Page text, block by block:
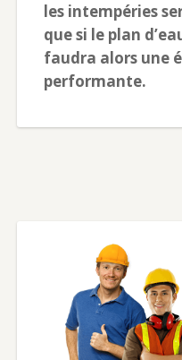
les intempéries
que si le plan
faudra alors une
performante.